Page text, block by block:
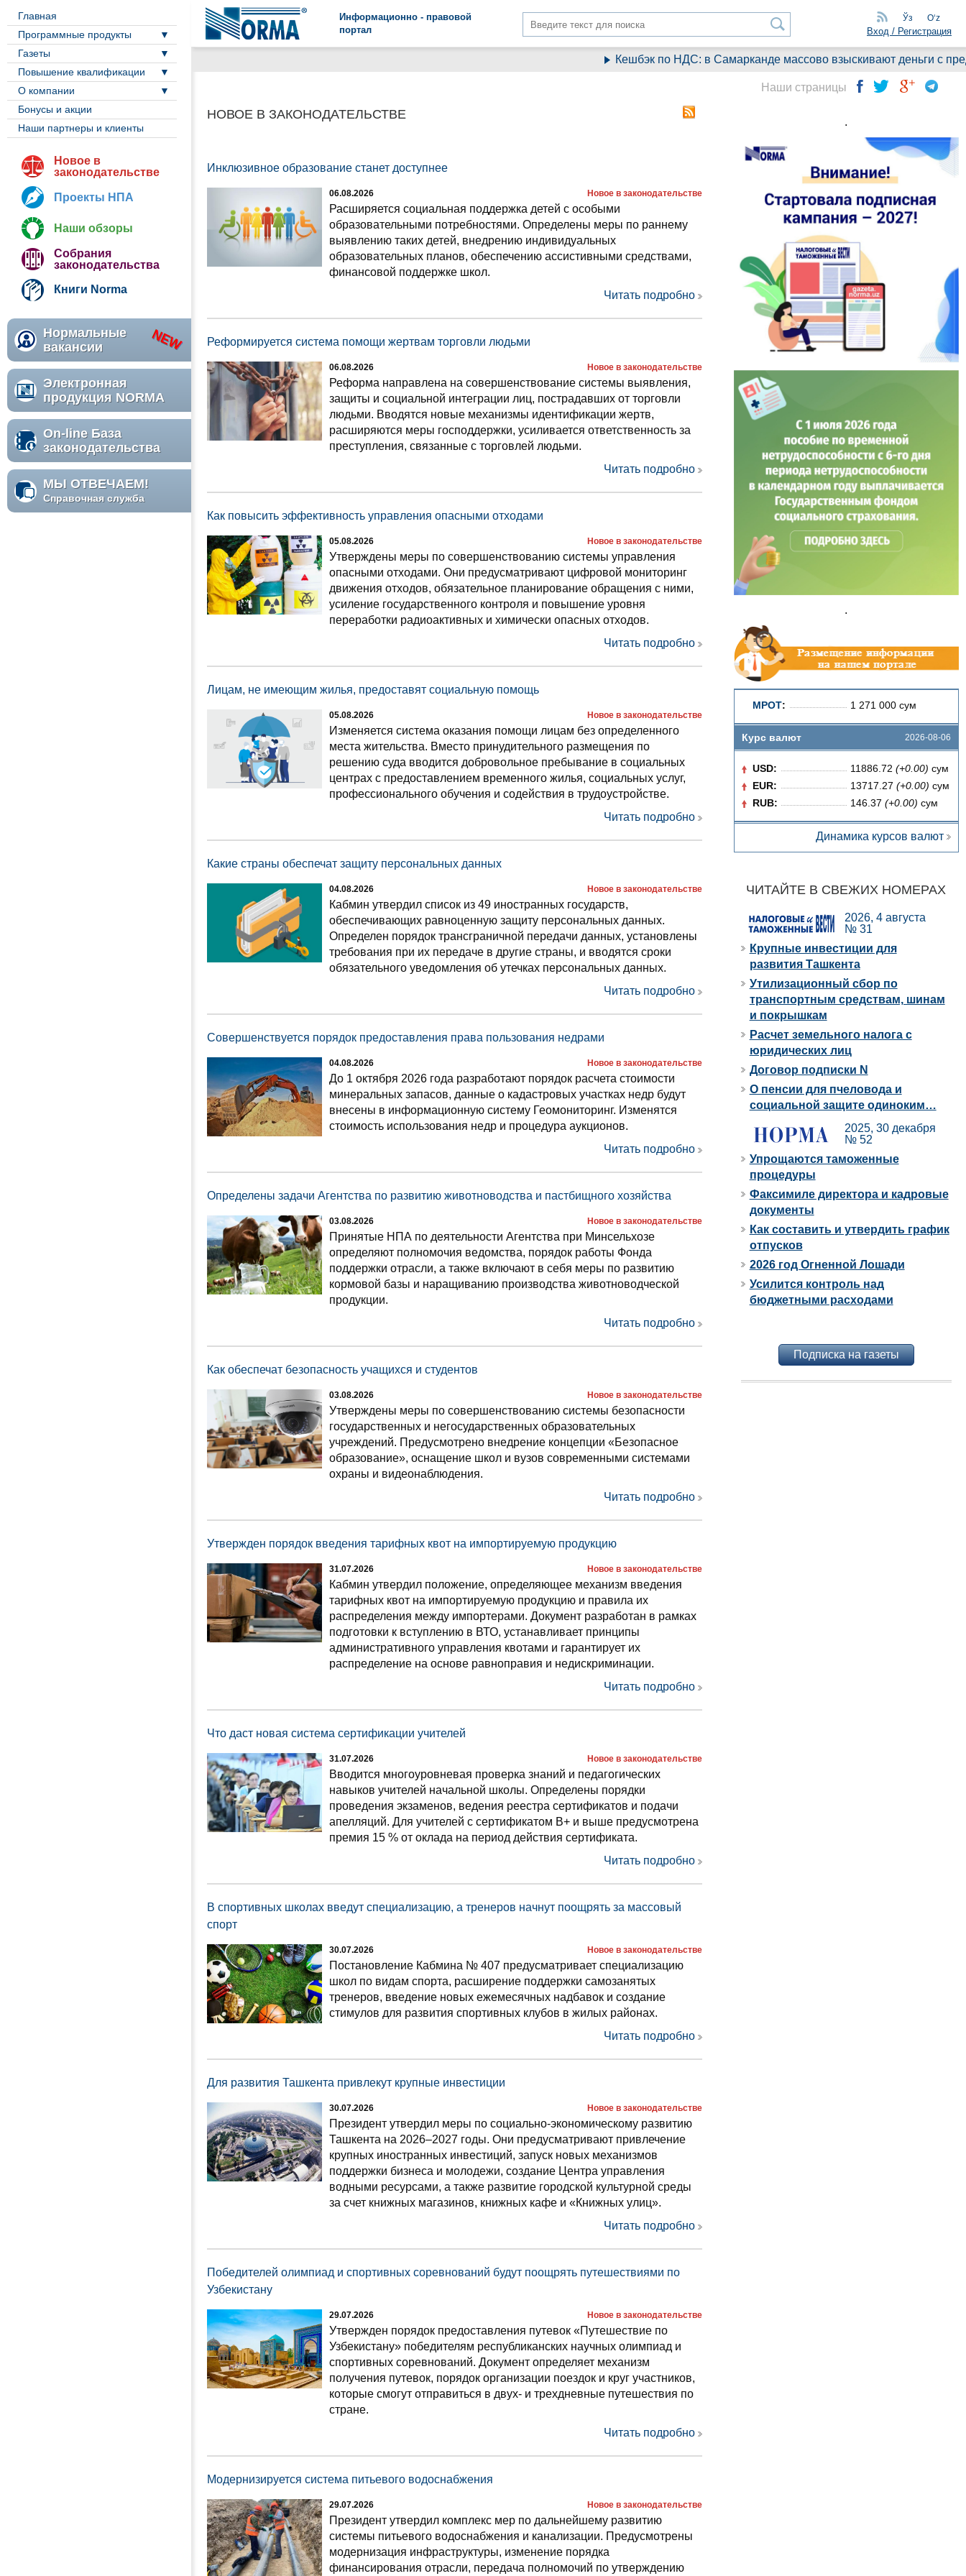
Информационно - правовой
портал
Ўз Oʻz
Вход / Регистрация
Главная
Программные продукты
Газеты
Повышение квалификации
О компании
Бонусы и акции
Наши партнеры и клиенты
Новое в
законодательстве
Проекты НПА
Наши обзоры
Собрания
законодательства
Книги Norma
Нормальные
вакансии
Электронная
продукция NORMA
On-line База
законодательства
МЫ ОТВЕЧАЕМ!
Справочная служба
Кешбэк по НДС: в Самарканде массово взыскивают деньги с
НОВОЕ В ЗАКОНОДАТЕЛЬСТВЕ
Инклюзивное образование станет доступнее
06.08.2026 Новое в законодательстве
Расширяется социальная поддержка детей с особыми
образовательными потребностями. Определены меры по раннему
выявлению таких детей, внедрению индивидуальных
образовательных планов, обеспечению ассистивными средствами,
финансовой поддержке школ.
Читать подробно
Реформируется система помощи жертвам торговли людьми
06.08.2026 Новое в законодательстве
Реформа направлена на совершенствование системы выявления,
защиты и социальной интеграции лиц, пострадавших от торговли
людьми. Вводятся новые механизмы идентификации жертв,
расширяются меры господдержки, усиливается ответственность за
преступления, связанные с торговлей людьми.
Читать подробно
Как повысить эффективность управления опасными отходами
05.08.2026 Новое в законодательстве
Утверждены меры по совершенствованию системы управления
опасными отходами. Они предусматривают цифровой мониторинг
движения отходов, обязательное планирование обращения с ними,
усиление государственного контроля и повышение уровня
переработки радиоактивных и химически опасных отходов.
Читать подробно
Лицам, не имеющим жилья, предоставят социальную помощь
05.08.2026 Новое в законодательстве
Изменяется система оказания помощи лицам без определенного
места жительства. Вместо принудительного размещения по
решению суда вводится добровольное пребывание в социальных
центрах с предоставлением временного жилья, социальных услуг,
профессионального обучения и содействия в трудоустройстве.
Читать подробно
Какие страны обеспечат защиту персональных данных
04.08.2026 Новое в законодательстве
Кабмин утвердил список из 49 иностранных государств,
обеспечивающих равноценную защиту персональных данных.
Определен порядок трансграничной передачи данных, установлены
требования при их передаче в другие страны, и вводятся сроки
обязательного уведомления об утечках персональных данных.
Читать подробно
Совершенствуется порядок предоставления права пользования недрами
04.08.2026 Новое в законодательстве
До 1 октября 2026 года разработают порядок расчета стоимости
минеральных запасов, данные о кадастровых участках недр будут
внесены в информационную систему Геомониторинг. Изменятся
стоимость использования недр и процедура аукционов.
Читать подробно
Определены задачи Агентства по развитию животноводства и пастбищного хозяйства
03.08.2026 Новое в законодательстве
Принятые НПА по деятельности Агентства при Минсельхозе
определяют полномочия ведомства, порядок работы Фонда
поддержки отрасли, а также включают в себя меры по развитию
кормовой базы и наращиванию производства животноводческой
продукции.
Читать подробно
Как обеспечат безопасность учащихся и студентов
03.08.2026 Новое в законодательстве
Утверждены меры по совершенствованию системы безопасности
государственных и негосударственных образовательных
учреждений. Предусмотрено внедрение концепции «Безопасное
образование», оснащение школ и вузов современными системами
охраны и видеонаблюдения.
Читать подробно
Утвержден порядок введения тарифных квот на импортируемую продукцию
31.07.2026 Новое в законодательстве
Кабмин утвердил положение, определяющее механизм введения
тарифных квот на импортируемую продукцию и правила их
распределения между импортерами. Документ разработан в рамках
подготовки к вступлению в ВТО, устанавливает принципы
административного управления квотами и гарантирует их
распределение на основе равноправия и недискриминации.
Читать подробно
Что даст новая система сертификации учителей
31.07.2026 Новое в законодательстве
Вводится многоуровневая проверка знаний и педагогических
навыков учителей начальной школы. Определены порядки
проведения экзаменов, ведения реестра сертификатов и подачи
апелляций. Для учителей с сертификатом B+ и выше предусмотрена
премия 15 % от оклада на период действия сертификата.
Читать подробно
В спортивных школах введут специализацию, а тренеров начнут поощрять за массовый
спорт
30.07.2026 Новое в законодательстве
Постановление Кабмина № 407 предусматривает специализацию
школ по видам спорта, расширение поддержки самозанятых
тренеров, введение новых ежемесячных надбавок и создание
стимулов для развития спортивных клубов в жилых районах.
Читать подробно
Для развития Ташкента привлекут крупные инвестиции
30.07.2026 Новое в законодательстве
Президент утвердил меры по социально-экономическому развитию
Ташкента на 2026–2027 годы. Они предусматривают привлечение
крупных иностранных инвестиций, запуск новых механизмов
поддержки бизнеса и молодежи, создание Центра управления
водными ресурсами, а также развитие городской культурной среды
за счет книжных магазинов, книжных кафе и «Книжных улиц».
Читать подробно
Победителей олимпиад и спортивных соревнований будут поощрять путешествиями по
Узбекистану
29.07.2026 Новое в законодательстве
Утвержден порядок предоставления путевок «Путешествие по
Узбекистану» победителям республиканских научных олимпиад и
спортивных соревнований. Документ определяет механизм
получения путевок, порядок организации поездок и круг участников,
которые смогут отправиться в двух- и трехдневные путешествия по
стране.
Читать подробно
Модернизируется система питьевого водоснабжения
29.07.2026 Новое в законодательстве
Президент утвердил комплекс мер по дальнейшему развитию
системы питьевого водоснабжения и канализации. Предусмотрены
модернизация инфраструктуры, изменение порядка
финансирования отрасли, передача полномочий по утверждению
Наши страницы
.
.
МРОТ: 1 271 000 сум
Курс валют 2026-08-06
USD: 11886.72 (+0.00) сум
EUR:
13717.27 (+0.00) сум
RUB:
146.37 (+0.00) сум
Динамика курсов валют
ЧИТАЙТЕ В СВЕЖИХ НОМЕРАХ
2026, 4 августа
№ 31
Крупные инвестиции для
развития Ташкента
Утилизационный сбор по
транспортным средствам, шинам
и покрышкам
Расчет земельного налога с
юридических лиц
Договор подписки N
О пенсии для пчеловода и
социальной защите одиноким…
2025, 30 декабря
№ 52
Упрощаются таможенные
процедуры
Факсимиле директора и кадровые
документы
Как составить и утвердить график
отпусков
2026 год Огненной Лошади
Усилится контроль над
бюджетными расходами
Подписка на газеты